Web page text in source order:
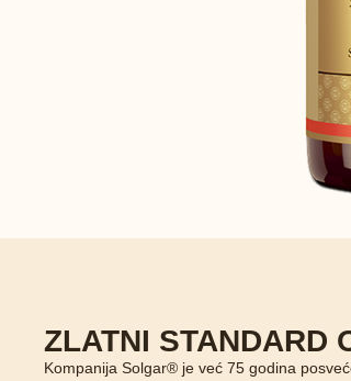
ZLATNI STANDARD
Kompanija Solgar® je već 75 godina